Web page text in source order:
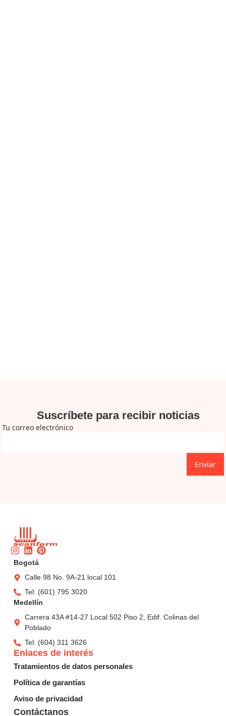
Suscríbete para recibir noticias
Tu correo electrónico
Enviar
Instagram
Linkedin
Pinterest
Bogotá
Calle 98 No. 9A-21 local 101
Tel: (601) 795 3020
Medellín
Carrera 43A #14-27 Local 502 Piso 2, Edif. Colinas del
Poblado
Tel: (604) 311 3626
Contáctanos
Enlaces de interés
Tratamientos de datos personales
Política de garantías
Aviso de privacidad